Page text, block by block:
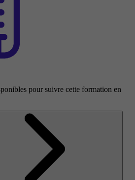
pour suivre cette formation en